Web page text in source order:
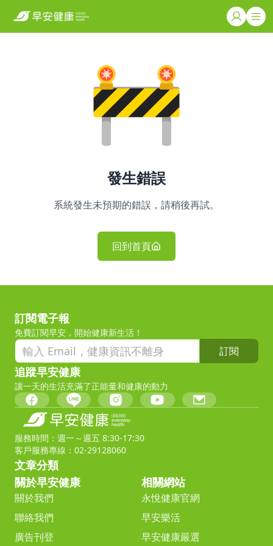
發生錯誤
系統發生未預期的錯誤，請稍後再試。
回到首頁
訂閱電子報
免費訂閱早安，開始健康新生活！
訂閱
追蹤早安健康
讓一天的生活充滿了正能量和健康的動力
服務時間：週一～週五 8:30-17:30
客戶服務專線：02-29128060
文章分類
關於早安健康
關於我們
聯絡我們
廣告刊登
相關網站
永悅健康官網
早安樂活
早安健康嚴選